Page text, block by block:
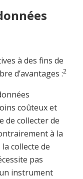
à des fins de
d’avantages :2
coûteux et
de collecter de
à la
collecte de
pas
instrument